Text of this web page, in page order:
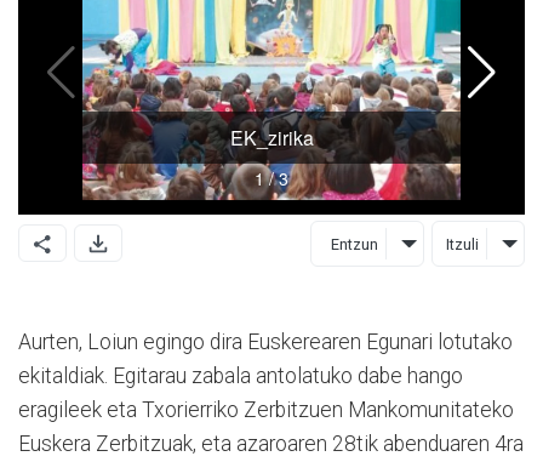
Entzun Itzuli
Aurten, Loiun egingo dira Euskerearen Egunari lotutako
ekitaldiak. Egitarau zabala antolatuko dabe hango
eragileek eta Txorierriko Zerbitzuen Mankomunitateko
Euskera Zerbitzuak, eta azaroaren 28tik abenduaren 4ra